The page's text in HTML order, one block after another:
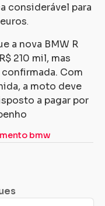
considerável para
.
a nova BMW R
210 mil, mas
Com
a moto deve
a pagar por
bmw